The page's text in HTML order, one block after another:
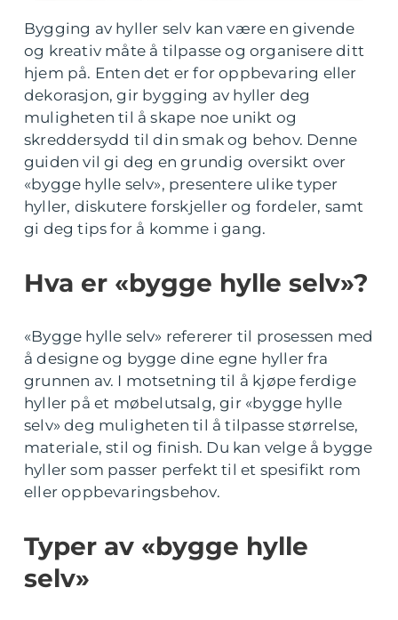
Bygging av hyller selv kan være en givende
og kreativ måte å tilpasse og organisere ditt
hjem på. Enten det er for oppbevaring eller
dekorasjon, gir bygging av hyller deg
muligheten til å skape noe unikt og
skreddersydd til din smak og behov. Denne
guiden vil gi deg en grundig oversikt over
«bygge hylle selv», presentere ulike typer
hyller, diskutere forskjeller og fordeler, samt
gi deg tips for å komme i gang.
Hva er «bygge hylle selv»?
«Bygge hylle selv» refererer til prosessen med
å designe og bygge dine egne hyller fra
grunnen av. I motsetning til å kjøpe ferdige
hyller på et møbelutsalg, gir «bygge hylle
selv» deg muligheten til å tilpasse størrelse,
materiale, stil og finish. Du kan velge å bygge
hyller som passer perfekt til et spesifikt rom
eller oppbevaringsbehov.
Typer av «bygge hylle
selv»